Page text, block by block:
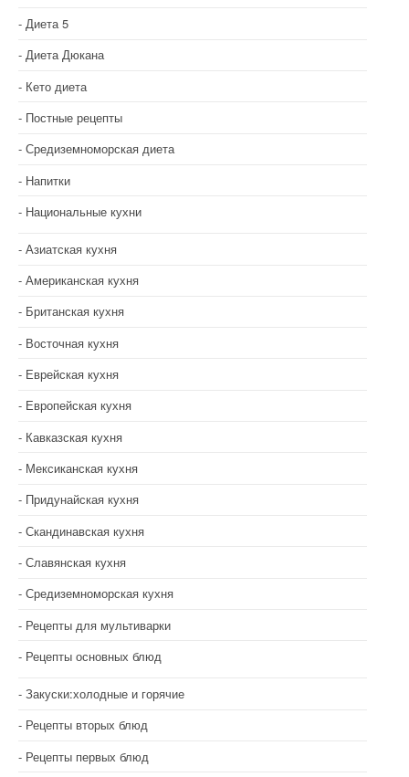
Диета 5
Диета Дюкана
Кето диета
Постные рецепты
Средиземноморская диета
Напитки
Национальные кухни
Азиатская кухня
Американская кухня
Британская кухня
Восточная кухня
Еврейская кухня
Европейская кухня
Кавказская кухня
Мексиканская кухня
Придунайская кухня
Скандинавская кухня
Славянская кухня
Средиземноморская кухня
Рецепты для мультиварки
Рецепты основных блюд
Закуски:холодные и горячие
Рецепты вторых блюд
Рецепты первых блюд